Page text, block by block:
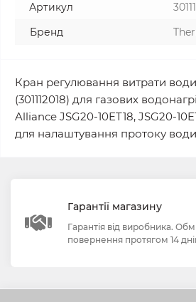
Артикул
Бренд
Кран регулювання витрати
(301112018) для газових
Alliance JSG20-10ET18, JSG20-
для налаштування протоку
Гарантії магазину
Гарантія від виробника.
повернення протягом 14